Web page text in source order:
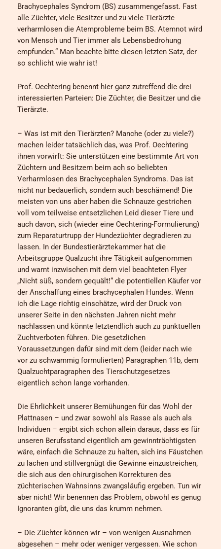
Brachycephales Syndrom (BS) zusammengefasst. Fast
alle Züchter, viele Besitzer und zu viele Tierärzte
verharmlosen die Atemprobleme beim BS. Atemnot wird
von Mensch und Tier immer als Lebensbedrohung
empfunden.“ Man beachte bitte diesen letzten Satz, der
so schlicht wie wahr ist!
Prof. Oechtering benennt hier ganz zutreffend die drei
interessierten Parteien: Die Züchter, die Besitzer und die
Tierärzte.
– Was ist mit den Tierärzten? Manche (oder zu viele?)
machen leider tatsächlich das, was Prof. Oechtering
ihnen vorwirft: Sie unterstützen eine bestimmte Art von
Züchtern und Besitzern beim ach so beliebten
Verharmlosen des Brachycephalen Syndroms. Das ist
nicht nur bedauerlich, sondern auch beschämend! Die
meisten von uns aber haben die Schnauze gestrichen
voll vom teilweise entsetzlichen Leid dieser Tiere und
auch davon, sich (wieder eine Oechtering-Formulierung)
zum Reparaturtrupp der Hundezüchter degradieren zu
lassen. In der Bundestierärztekammer hat die
Arbeitsgruppe Qualzucht ihre Tätigkeit aufgenommen
und warnt inzwischen mit dem viel beachteten Flyer
„Nicht süß, sondern gequält!“ die potentiellen Käufer vor
der Anschaffung eines brachycephalen Hundes. Wenn
ich die Lage richtig einschätze, wird der Druck von
unserer Seite in den nächsten Jahren nicht mehr
nachlassen und könnte letztendlich auch zu punktuellen
Zuchtverboten führen. Die gesetzlichen
Voraussetzungen dafür sind mit dem (leider nach wie
vor zu schwammig formulierten) Paragraphen 11b, dem
Qualzuchtparagraphen des Tierschutzgesetzes
eigentlich schon lange vorhanden.
Die Ehrlichkeit unserer Bemühungen für das Wohl der
Plattnasen – und zwar sowohl als Rasse als auch als
Individuen – ergibt sich schon allein daraus, dass es für
unseren Berufsstand eigentlich am gewinnträchtigsten
wäre, einfach die Schnauze zu halten, sich ins Fäustchen
zu lachen und stillvergnügt die Gewinne einzustreichen,
die sich aus den chirurgischen Korrekturen des
züchterischen Wahnsinns zwangsläufig ergeben. Tun wir
aber nicht! Wir benennen das Problem, obwohl es genug
Ignoranten gibt, die uns das krumm nehmen.
– Die Züchter können wir – von wenigen Ausnahmen
abgesehen – mehr oder weniger vergessen. Wie schon